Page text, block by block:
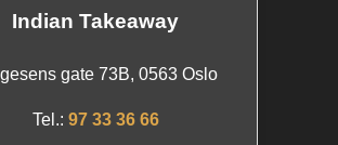
Indian Takeaway
gate 73B, 0563 Oslo
Tel.: 97 33 36 66